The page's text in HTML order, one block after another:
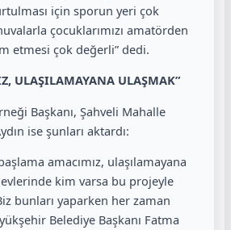
için sporun yeri çok
çocuklarımızı amatörden
etmesi çok değerli” dedi.
ULAŞILAMAYANA ULAŞMAK”
Başkanı, Şahveli Mahalle
ise şunları aktardı:
amacımız, ulaşılamayana
kim varsa bu projeyle
bunları yaparken her zaman
Belediye Başkanı Fatma